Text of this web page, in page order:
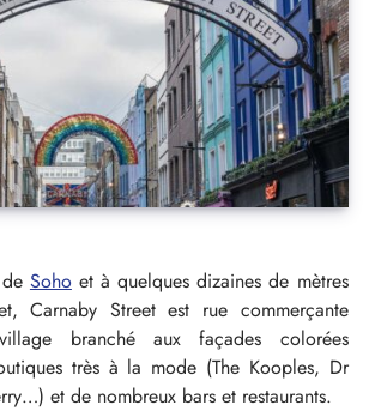
Sohoet à quelques dizaines de mètres
Carnaby Street est rue commerçante
branché aux façades colorées
très à la mode (The Kooples, Dr
et de nombreux bars et restaurants.